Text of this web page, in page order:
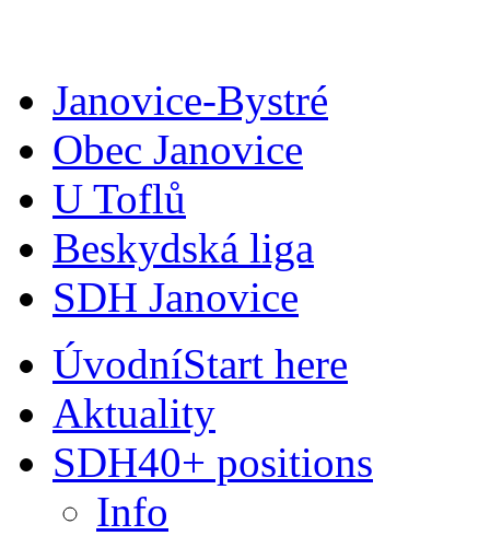
Janovice-Bystré
Obec Janovice
U Toflů
Beskydská liga
SDH Janovice
ÚvodníStart here
Aktuality
SDH40+ positions
Info